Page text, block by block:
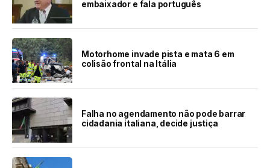
embaixador e fala português
Motorhome invade pista e mata 6 em
colisão frontal na Itália
Falha no agendamento não pode barrar
cidadania italiana, decide justiça